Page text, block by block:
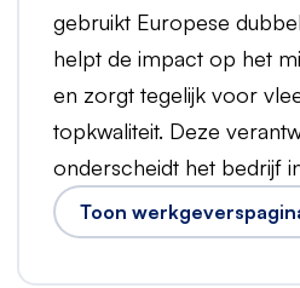
gebruikt Europese
helpt de impact op het
en zorgt tegelijk voor
topkwaliteit. Deze
onderscheidt het bedrijf
Toon